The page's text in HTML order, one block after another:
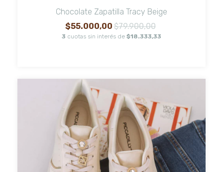
Chocolate Zapatilla Tracy Beige
$55.000,00$79.900,00
3 cuotas sin interés de $18.333,33